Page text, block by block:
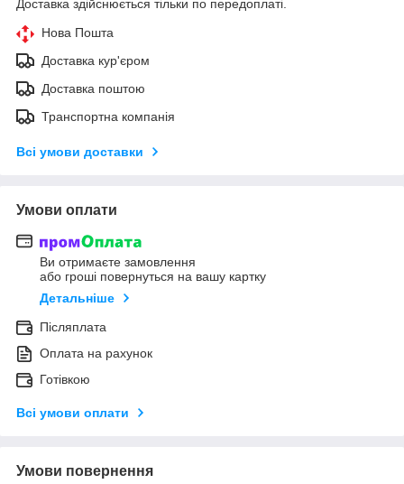
Доставка здійснюється тільки по передоплаті.
Нова Пошта
Доставка кур'єром
Доставка поштою
Транспортна компанія
Всі умови доставки
Умови оплати
Ви отримаєте замовлення
або гроші повернуться на вашу картку
Детальніше
Післяплата
Оплата на рахунок
Готівкою
Всі умови оплати
Умови повернення